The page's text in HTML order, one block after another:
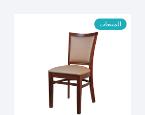
المبيعات